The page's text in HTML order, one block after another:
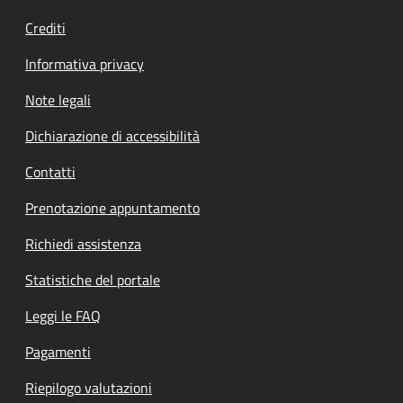
Crediti
Informativa privacy
Note legali
Dichiarazione di accessibilità
Contatti
Prenotazione appuntamento
Richiedi assistenza
Statistiche del portale
Leggi le FAQ
Pagamenti
Riepilogo valutazioni